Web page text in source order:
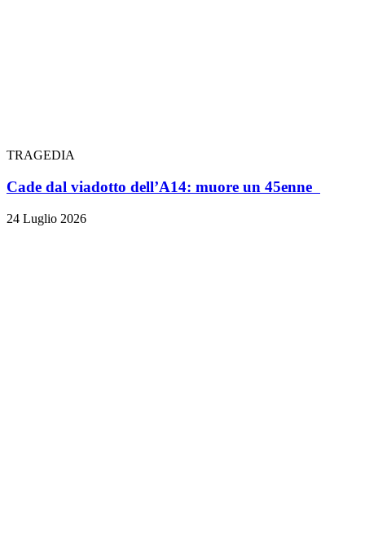
TRAGEDIA
Cade dal viadotto dell’A14: muore un 45enne
24 Luglio 2026